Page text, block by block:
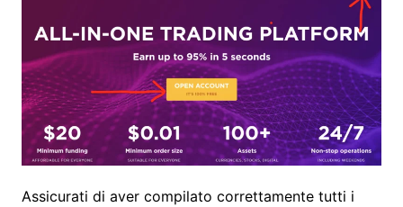
Assicurati di aver compilato correttamente tutti i